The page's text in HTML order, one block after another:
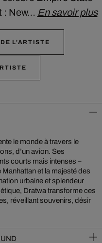
: New… En savoir plus
L'ARTISTE
le monde à travers le
d’un avion. Ses
courts mais intenses –
et la majesté des
urbaine et splendeur
Dratwa transforme ces
réveillant souvenirs, désir